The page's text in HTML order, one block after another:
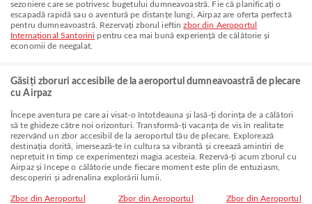
sezoniere care se potrivesc bugetului dumneavoastră. Fie că planificați o
escapadă rapidă sau o aventură pe distanțe lungi, Airpaz are oferta perfectă
pentru dumneavoastră. Rezervați zborul ieftinzbor din Aeroportul
Internațional Santorini pentru cea mai bună experiență de călătorie și
economii de neegalat.
Găsiți zboruri accesibile de la aeroportul dumneavoastră de plecare
cu Airpaz
Începe aventura pe care ai visat-o întotdeauna și lasă-ți dorința de a călători
să te ghideze către noi orizonturi. Transformă-ți vacanța de vis în realitate
rezervând un zbor accesibil de la aeroportul tău de plecare. Explorează
destinația dorită, imersează-te în cultura sa vibrantă și creează amintiri de
neprețuit în timp ce experimentezi magia acesteia. Rezervă-ți acum zborul cu
Airpaz și începe o călătorie unde fiecare moment este plin de entuziasm,
descoperiri și adrenalina explorării lumii.
Zbor din Aeroportul
Zbor din Aeroportul
Zbor din Aeroportul